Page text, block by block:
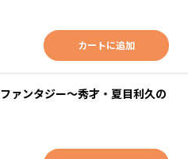
カートに追加
ァンタジー～秀才・夏目利久の